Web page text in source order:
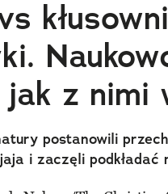
jak z nimi
postanowili
i zaczęli